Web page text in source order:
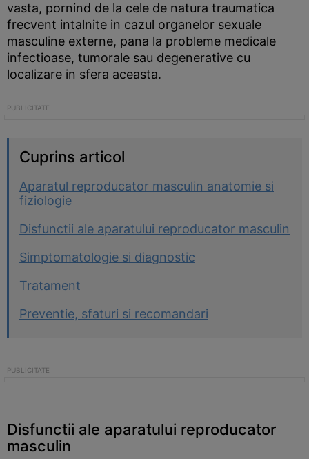
vasta, pornind de la cele de natura traumatica
frecvent intalnite in cazul organelor sexuale
masculine externe, pana la probleme medicale
infectioase, tumorale sau degenerative cu
localizare in sfera aceasta.
Cuprins articol
Aparatul reproducator masculin anatomie si
fiziologie
Disfunctii ale aparatului reproducator masculin
Simptomatologie si diagnostic
Tratament
Preventie, sfaturi si recomandari
Disfunctii ale aparatului reproducator
masculin